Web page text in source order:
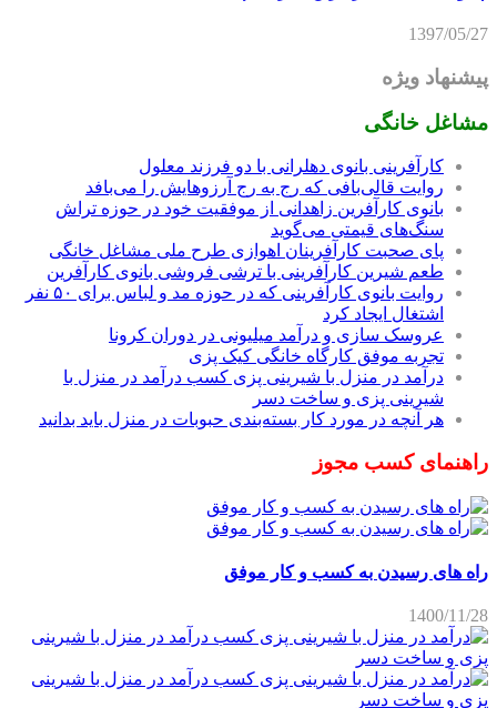
1397/05/27
پیشنهاد ویژه
مشاغل خانگی
کارآفرینی بانوی دهلرانی با دو فرزند معلول
روایت قالی‌بافی که رج به رج آرزوهایش را می‌بافد
بانوی کارآفرین زاهدانی از موفقیت خود در حوزه تراش
سنگ‌های قیمتی می‌گوید
پای صحبت کارآفرینان اهوازی طرح ملی مشاغل خانگی
طعم شیرین کارآفرینی با ترشی فروشی بانوی کارآفرین
روایت بانوی کارآفرینی که در حوزه مد و لباس برای ۵۰ نفر
اشتغال ایجاد کرد
عروسک سازی و درآمد میلیونی در دوران کرونا
تجربه موفق کارگاه خانگی کیک پزی
درآمد در منزل با شیرینی پزی کسب درآمد در منزل با
شیرینی پزی و ساخت دسر
هر آنچه در مورد کار بسته‌بندی حبوبات در منزل باید بدانید
راهنمای کسب مجوز
راه های رسیدن به کسب و کار موفق
1400/11/28